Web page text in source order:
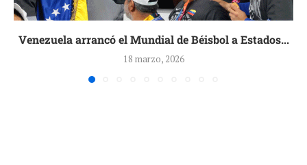
Venezuela arrancó el Mundial de Béisbol a Estados...
18 marzo, 2026